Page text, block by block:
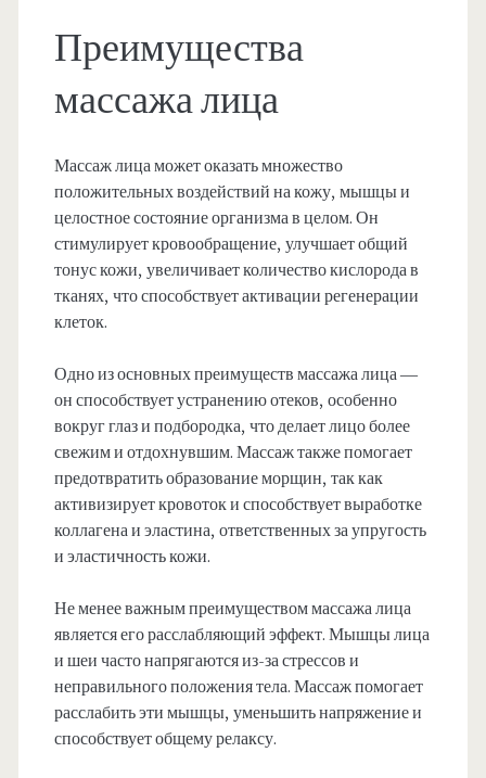
Преимущества
массажа лица
Массаж лица может оказать множество
положительных воздействий на кожу, мышцы и
целостное состояние организма в целом. Он
стимулирует кровообращение, улучшает общий
тонус кожи, увеличивает количество кислорода в
тканях, что способствует активации регенерации
клеток.
Одно из основных преимуществ массажа лица —
он способствует устранению отеков, особенно
вокруг глаз и подбородка, что делает лицо более
свежим и отдохнувшим. Массаж также помогает
предотвратить образование морщин, так как
активизирует кровоток и способствует выработке
коллагена и эластина, ответственных за упругость
и эластичность кожи.
Не менее важным преимуществом массажа лица
является его расслабляющий эффект. Мышцы лица
и шеи часто напрягаются из-за стрессов и
неправильного положения тела. Массаж помогает
расслабить эти мышцы, уменьшить напряжение и
способствует общему релаксу.